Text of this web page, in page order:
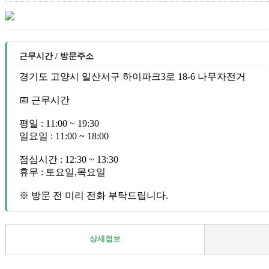
근무시간 / 방문주소
경기도 고양시 일산서구 하이파크3로 18-6 나무자전거
📅 근무시간
평일 : 11:00 ~ 19:30
일요일 : 11:00 ~ 18:00
점심시간 : 12:30 ~ 13:30
휴무 : 토요일,목요일
※ 방문 전 미리 전화 부탁드립니다.
상세접보